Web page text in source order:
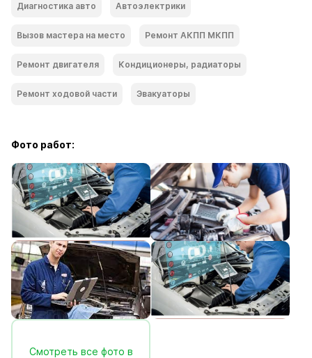
Диагностика авто Автоэлектрики
Вызов мастера на место Ремонт АКПП МКПП
Ремонт двигателя Кондиционеры, радиаторы
Ремонт ходoвой части Эвакуаторы
Фото работ:
Смотреть все фото в